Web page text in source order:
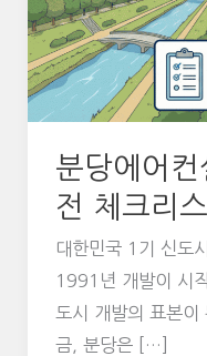
분당에어
전 체크리
대한민국 1기 신도
1991년 개발이 시
도시 개발의 표본이
금, 분당은 […]